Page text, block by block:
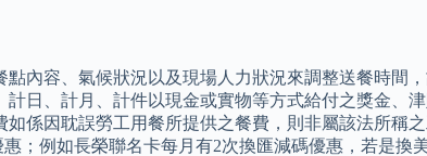
內容、氣候狀況以及現場人力狀況來調整送餐時間
日、計月、計件以現金或實物等方式給付之獎金、
係因耽誤勞工用餐所提供之餐費，則非屬該法所稱
例如長榮聯名卡每月有2次換匯減碼優惠，若是換